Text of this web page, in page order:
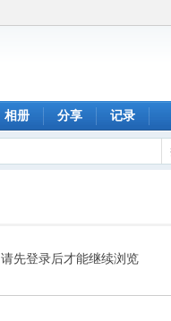
相册 分享 记录
请先登录后才能继续浏览